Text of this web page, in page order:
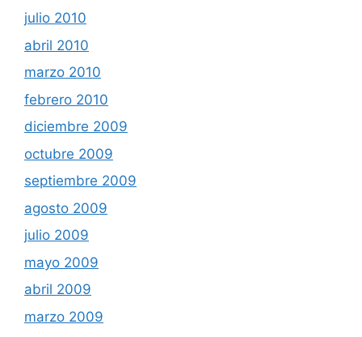
julio 2010
abril 2010
marzo 2010
febrero 2010
diciembre 2009
octubre 2009
septiembre 2009
agosto 2009
julio 2009
mayo 2009
abril 2009
marzo 2009